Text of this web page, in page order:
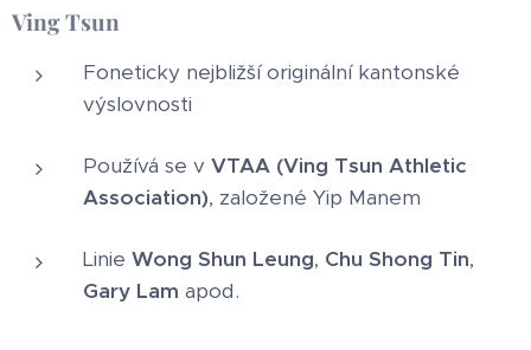
Ving Tsun
Foneticky nejbližší originální kantonské
výslovnosti
Používá se v VTAA (Ving Tsun Athletic
Association), založené Yip Manem
Linie Wong Shun Leung, Chu Shong Tin,
Gary Lam apod.